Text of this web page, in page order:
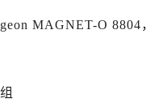
江苏省苏州市苏州工业园区 星港街199号苏州中心办公楼C座22层08室劳力士售后服务中心（需提前预约）
MAGNET-O 8804，